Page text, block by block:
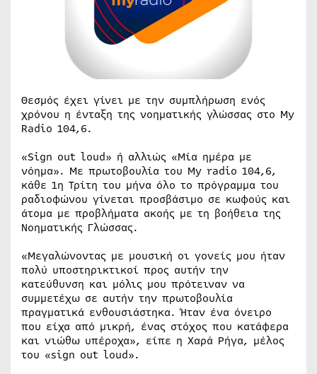
Θεσμός έχει γίνει με την συμπλήρωση ενός
χρόνου η ένταξη της νοηματικής γλώσσας στο My
Radio 104,6.
«Sign out loud» ή αλλιώς «Μία ημέρα με
νόημα». Με πρωτοβουλία του My radio 104,6,
κάθε 1η Τρίτη του μήνα όλο το πρόγραμμα του
ραδιοφώνου γίνεται προσβάσιμο σε κωφούς και
άτομα με προβλήματα ακοής με τη βοήθεια της
Νοηματικής Γλώσσας.
«Μεγαλώνοντας με μουσική οι γονείς μου ήταν
πολύ υποστηρικτικοί προς αυτήν την
κατεύθυνση και μόλις μου πρότειναν να
συμμετέχω σε αυτήν την πρωτοβουλία
πραγματικά ενθουσιάστηκα. Ήταν ένα όνειρο
που είχα από μικρή, ένας στόχος που κατάφερα
και νιώθω υπέροχα», είπε η Χαρά Ρήγα, μέλος
του «sign out loud».